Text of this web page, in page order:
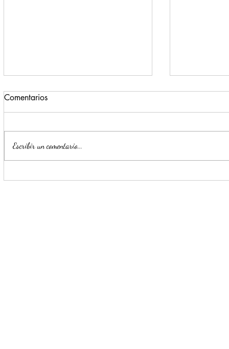
Estrategia Escudo permite
Llama
Comentarios
Escribir un comentario...